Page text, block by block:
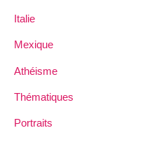
Italie
Mexique
Athéisme
Thématiques
Portraits